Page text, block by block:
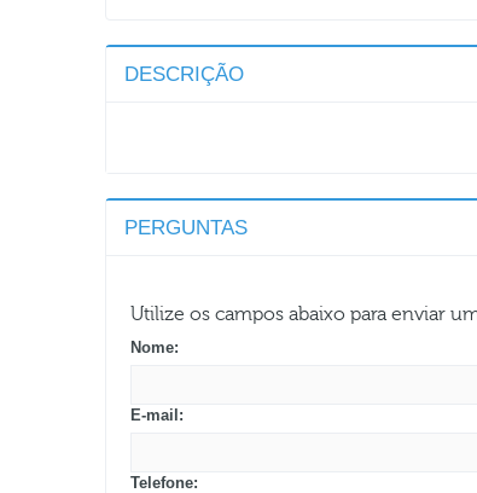
DESCRIÇÃO
PERGUNTAS
Utilize os campos abaixo para enviar
Nome:
E-mail:
Telefone: